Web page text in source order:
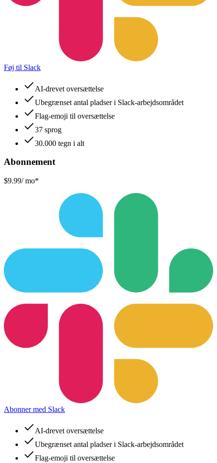
Føj til Slack
AI-drevet oversættelse
Ubegrænset antal pladser i Slack-arbejdsområdet
Flag-emoji til oversættelse
37 sprog
30.000 tegn i alt
Abonnement
$9.99/ mo*
Abonner med Slack
AI-drevet oversættelse
Ubegrænset antal pladser i Slack-arbejdsområdet
Flag-emoji til oversættelse